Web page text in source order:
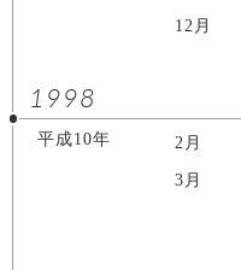
12月
1998
平成10年 2月
3月